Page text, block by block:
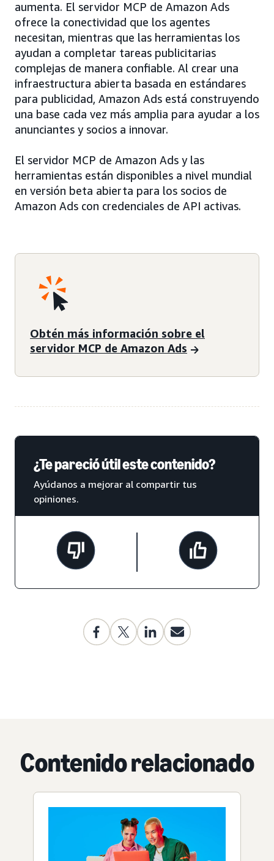
aumenta. El servidor MCP de Amazon Ads
ofrece la conectividad que los agentes
necesitan, mientras que las herramientas los
ayudan a completar tareas publicitarias
complejas de manera confiable. Al crear una
infraestructura abierta basada en estándares
para publicidad, Amazon Ads está construyendo
una base cada vez más amplia para ayudar a los
anunciantes y socios a innovar.
El servidor MCP de Amazon Ads y las
herramientas están disponibles a nivel mundial
en versión beta abierta para los socios de
Amazon Ads con credenciales de API activas.
Obtén más información sobre el
servidor MCP de Amazon Ads
¿Te pareció útil este contenido?
Ayúdanos a mejorar al compartir tus
opiniones.
Contenido relacionado